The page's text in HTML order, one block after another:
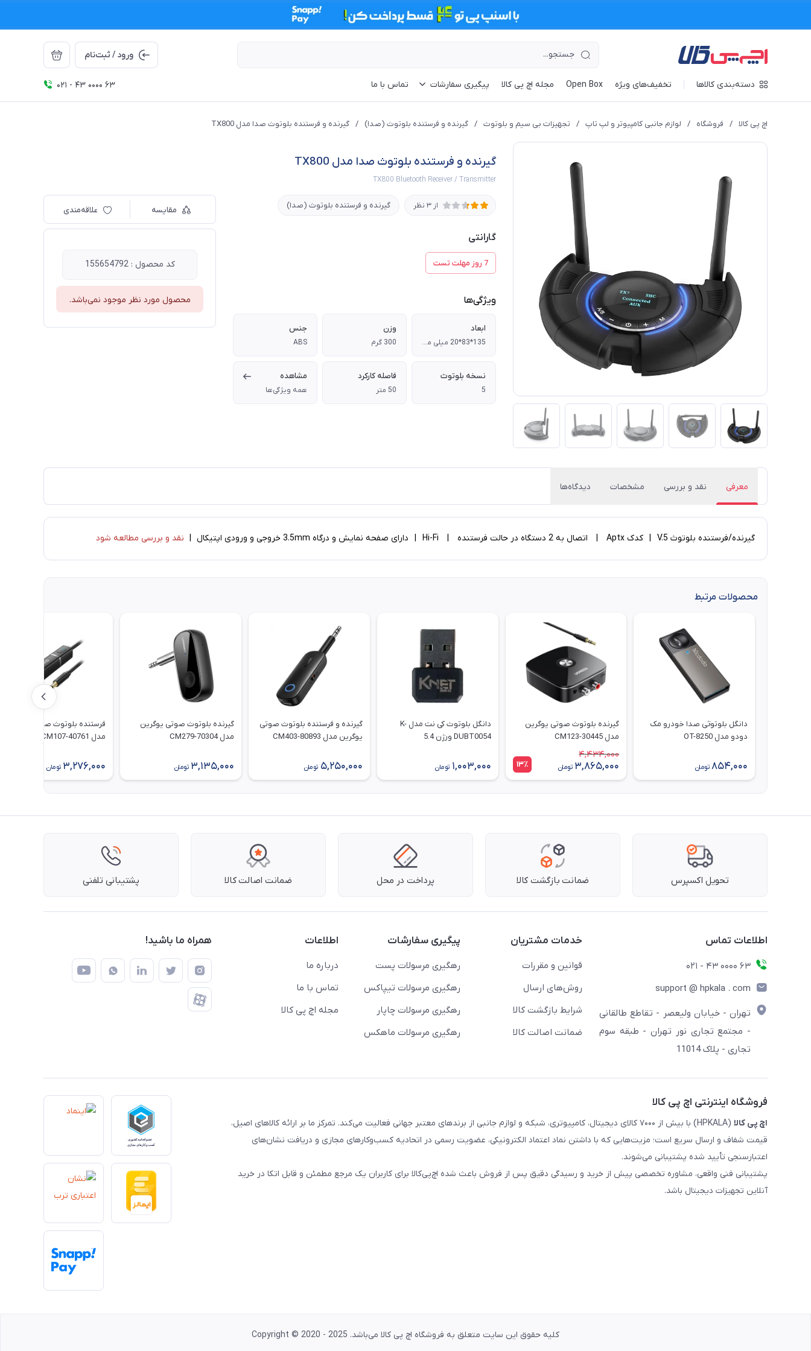
ورود / ثبت‌نام
دسته‌بندی کالاها تخفیف‌های ویژه Open Box مجله اچ پی کالا پیگیری سفارشات تماس با ما 021 - 43 0000 63
اچ پی کالا / فروشگاه / لوازم جانبی کامپیوتر و لپ تاپ / تجهیزات بی سیم و بلوتوث / گیرنده و فرستنده بلوتوث (صدا) / گیرنده و فرستنده بلوتوث صدا مدل TX800
گیرنده و فرستنده بلوتوث صدا مدل TX800
TX800 Bluetooth Receiver / Transmitter
از 3 نظر گیرنده و فرستنده بلوتوث (صدا)
گارانتی
7 روز مهلت تست
ویژگی‌ها
ابعاد
135*83*20 میلی متر
وزن
300 گرم
جنس
ABS
نسخه بلوتوث
5
فاصله کارکرد
50 متر
مشاهده
همه ویژگی‌ها
مقایسه علاقه‌مندی
کد محصول : 155654792
محصول مورد نظر موجود نمی‌باشد.
معرفی نقد و بررسی مشخصات دیدگاه‌ها
گیرنده/فرستنده بلوتوث V.5 | کدک Aptx | اتصال به 2 دستگاه در حالت فرستنده | Hi-Fi | دارای صفحه نمایش و درگاه 3.5mm خروجی و ورودی اپتیکال | نقد و بررسی مطالعه شود
محصولات مرتبط
دانگل بلوتوثی صدا خودرو مک
دودو مدل OT-8250
854,000 تومان
گیرنده بلوتوث صوتی یوگرین
مدل CM123-30445
4,434,000
3,865,000 تومان 13٪
دانگل بلوتوث کی نت مدل K-
DUBT0054 ورژن 5.4
1,003,000 تومان
گیرنده و فرستنده بلوتوث صوتی
یوگرین مدل 80893-CM403
5,250,000 تومان
گیرنده بلوتوث صوتی یوگرین
مدل 70304-CM279
3,135,000 تومان
فرستنده بلوتوث صوتی یوگرین
مدل 40761-CM107
3,276,000 تومان
تحویل اکسپرس ضمانت بازگشت کالا پرداخت در محل ضمانت اصالت کالا پشتیبانی تلفنی
اطلاعات تماس
63 0000 43 - 021
support @ hpkala . com
تهران - خیابان ولیعصر - تقاطع طالقانی
- مجتمع تجاری نور تهران - طبقه سوم
تجاری - پلاک 11014
خدمات مشتریان
قوانین و مقررات
روش‌های ارسال
شرایط بازگشت کالا
ضمانت اصالت کالا
پیگیری سفارشات
رهگیری مرسولات پست
رهگیری مرسولات تیپاکس
رهگیری مرسولات چاپار
رهگیری مرسولات ماهکس
اطلاعات
درباره ما
تماس با ما
مجله اچ پی کالا
همراه ما باشید!
فروشگاه اینترنتی اچ پی کالا
اچ‌ پی‌ کالا
(HPKALA) با بیش از ۷۰۰۰ کالای دیجیتال، کامپیوتری، شبکه و لوازم جانبی از برندهای معتبر جهانی فعالیت می‌کند. تمرکز ما بر ارائه کالاهای اصیل،
قیمت شفاف و ارسال سریع است؛ مزیت‌هایی که با داشتن نماد اعتماد الکترونیکی، عضویت رسمی در اتحادیه کسب‌وکارهای مجازی و دریافت نشان‌های
اعتبارسنجی تأیید شده پشتیبانی می‌شوند.
پشتیبانی فنی واقعی، مشاوره تخصصی پیش از خرید و رسیدگی دقیق پس از فروش باعث شده اچ‌پی‌کالا برای کاربران یک مرجع مطمئن و قابل اتکا در خرید
آنلاین تجهیزات دیجیتال باشد.
کلیه حقوق این سایت متعلق به فروشگاه اچ پی کالا می‌باشد. Copyright © 2020 - 2025